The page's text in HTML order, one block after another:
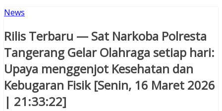
News
Rilis Terbaru — Sat Narkoba Polresta
Tangerang Gelar Olahraga setiap hari:
Upaya menggenjot Kesehatan dan
Kebugaran Fisik [Senin, 16 Maret 2026
| 21:33:22]